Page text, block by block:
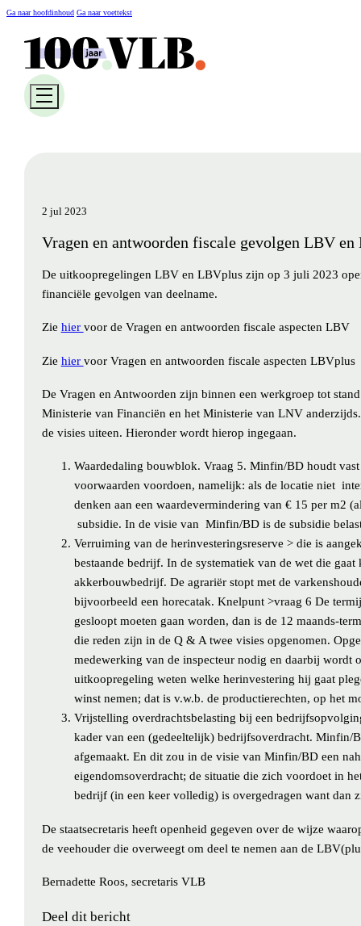
Ga naar hoofdinhoud Ga naar voettekst
2 jul 2023
Vragen en antwoorden fiscale gevolgen LBV
De uitkoopregelingen LBV en LBVplus zijn op 3 juli 2023
financiële gevolgen van deelname.
Zie hier voor de Vragen en antwoorden fiscale aspecten LBV
Zie hier voor Vragen en antwoorden fiscale aspecten LBVplus
De Vragen en Antwoorden zijn binnen een werkgroep tot
Ministerie van Financiën en het Ministerie van LNV
de visies uiteen. Hieronder wordt hierop ingegaan.
Waardedaling bouwblok. Vraag 5. Minfin/BD houdt
voorwaarden voordoen, namelijk: als de locatie niet
denken aan een waardevermindering van € 15 per m2
subsidie. In de visie van Minfin/BD is de subsidie
Verruiming van de herinvesteringsreserve > die is
bestaande bedrijf. In de systematiek van de wet die
akkerbouwbedrijf. De agrariër stopt met de
bijvoorbeeld een horecatak. Knelpunt>vraag 6 De
gesloopt moeten gaan worden, dan is de 12 maands-
die reden zijn in de Q & A twee visies opgenomen.
medewerking van de inspecteur nodig en daarbij wordt
uitkoopregeling weten welke herinvestering hij gaat
winst nemen; dat is v.w.b. de productierechten, op het
Vrijstelling overdrachtsbelasting bij een
kader van een (gedeeltelijk) bedrijfsoverdracht. Minfin/
afgemaakt. En dit zou in de visie van Minfin/BD een
eigendomsoverdracht; de situatie die zich voordoet in
bedrijf (in een keer volledig) is overgedragen want dan
De staatsecretaris heeft openheid gegeven over de wijze
de veehouder die overweegt om deel te nemen aan de
Bernadette Roos, secretaris VLB
Deel dit bericht